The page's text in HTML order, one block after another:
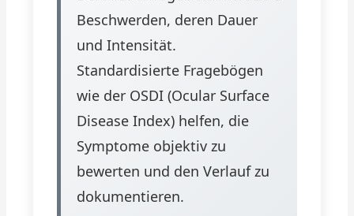
Beschwerden, deren Dauer
und Intensität.
Standardisierte Fragebögen
wie der OSDI (Ocular Surface
Disease Index) helfen, die
Symptome objektiv zu
bewerten und den Verlauf zu
dokumentieren.